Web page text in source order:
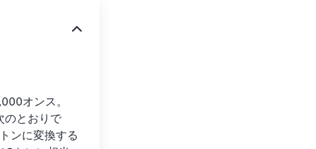
オンス。
のとおりで
ンに変換する